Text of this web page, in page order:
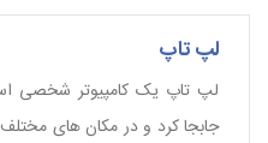
لپ‌ تاپ
لپ تاپ یک کامپیوتر شخصی
جابجا کرد و در مکان های